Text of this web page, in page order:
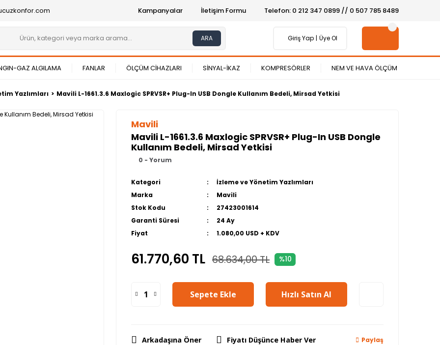
Kampanyalar İletişim Formu Telefon: 0 212 347 0899 // 0 507 785 8489
ARA Giriş Yap Üye Ol
GAZ ALGILAMA FANLAR ÖLÇÜM CİHAZLARI SİNYAL-İKAZ KOMPRESÖRLER NEM VE HAVA ÖLÇÜM
Yazlımları Mavili L-1661.3.6 Maxlogic SPRVSR+ Plug-In USB Dongle Kullanım Bedeli, Mirsad Yetkisi
Mavili
Mavili L-1661.3.6 Maxlogic SPRVSR+ Plug-In USB Dongle
Kullanım Bedeli, Mirsad Yetkisi
0 - Yorum
Kategori
İzleme ve Yönetim Yazlımları
Marka
Mavili
Stok Kodu
27423001614
Garanti Süresi
24 Ay
Fiyat
1.080,00 USD + KDV
61.770,60 TL 68.634,00 TL %10
Sepete Ekle Hızlı Satın Al
Arkadaşına Öner Fiyatı Düşünce Haber Ver Paylaş